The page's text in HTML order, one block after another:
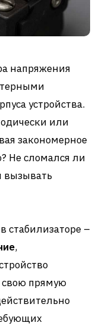
напряжения
устройства.
или
закономерное
Не сломался ли
вызывать
стабилизаторе –
,
свою прямую